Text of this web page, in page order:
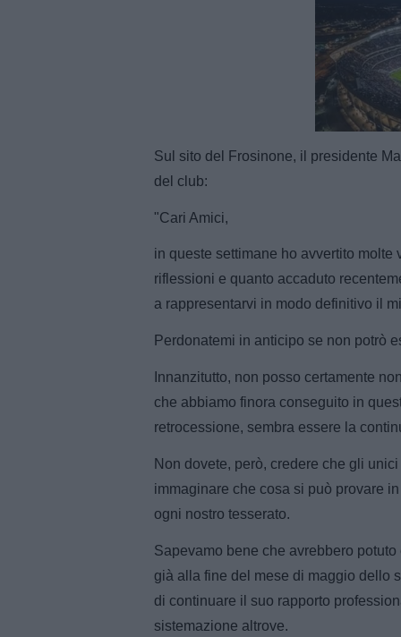
Sul sito del Frosinone, il presidente
del club:
"Cari Amici,
in queste settimane ho avvertito molte
riflessioni e quanto accaduto
a rappresentarvi in modo definitivo il
Perdonatemi in anticipo se non potrò
Innanzitutto, non posso certamente
che abbiamo finora conseguito in
retrocessione, sembra essere la
Non dovete, però, credere che gli
immaginare che cosa si può provare
ogni nostro tesserato.
Sapevamo bene che avrebbero
già alla fine del mese di maggio dello
di continuare il suo rapporto
sistemazione altrove.